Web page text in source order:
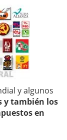
y algunos
y también los
en